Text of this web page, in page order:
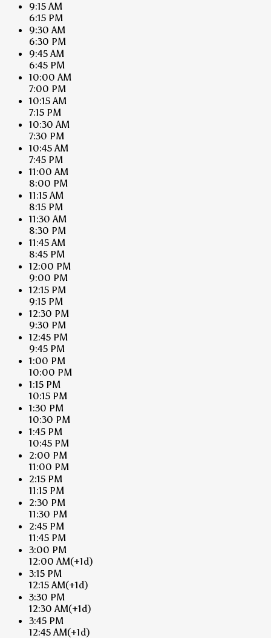
9:15 AM
6:15 PM
9:30 AM
6:30 PM
9:45 AM
6:45 PM
10:00 AM
7:00 PM
10:15 AM
7:15 PM
10:30 AM
7:30 PM
10:45 AM
7:45 PM
11:00 AM
8:00 PM
11:15 AM
8:15 PM
11:30 AM
8:30 PM
11:45 AM
8:45 PM
12:00 PM
9:00 PM
12:15 PM
9:15 PM
12:30 PM
9:30 PM
12:45 PM
9:45 PM
1:00 PM
10:00 PM
1:15 PM
10:15 PM
1:30 PM
10:30 PM
1:45 PM
10:45 PM
2:00 PM
11:00 PM
2:15 PM
11:15 PM
2:30 PM
11:30 PM
2:45 PM
11:45 PM
3:00 PM
12:00 AM(+1d)
3:15 PM
12:15 AM(+1d)
3:30 PM
12:30 AM(+1d)
3:45 PM
12:45 AM(+1d)